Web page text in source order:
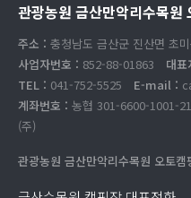
관광농원 금산만악리수목원
주소 : 충청남도 금산군 진산면 초
사업자번호 : 852-88-01863 대표
TEL : 041-752-5525 E-mail :
계좌번호 : 농협 301-6600-1001-
(주)
관광농원 금산만악리수목원 오토캠